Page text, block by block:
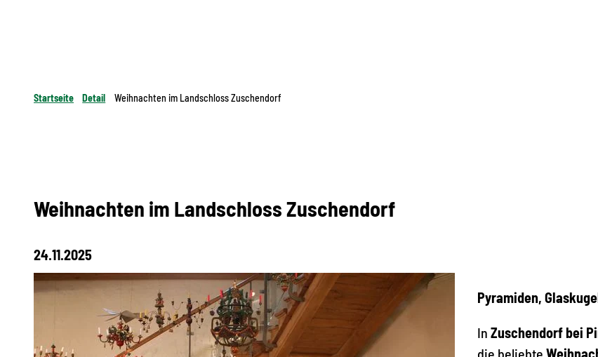
Startseite Detail
Weihnachten im Landschloss Zuschendorf
Weihnachten im Landschloss Zuschendorf
24.11.2025
Pyramiden,
In Zuschendorf bei
die beliebte